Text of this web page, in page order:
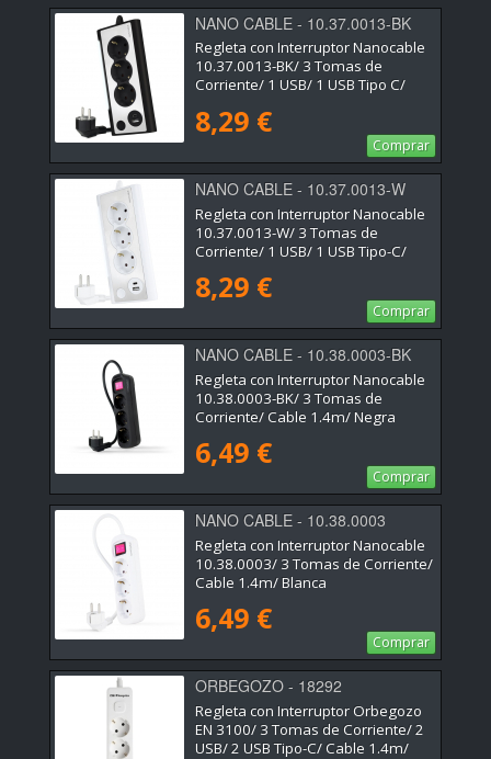
NANO CABLE - 10.37.0013-BK
Regleta con Interruptor Nanocable
10.37.0013-BK/ 3 Tomas de
Corriente/ 1 USB/ 1 USB Tipo C/
8,29 €
Comprar
NANO CABLE - 10.37.0013-W
Regleta con Interruptor Nanocable
10.37.0013-W/ 3 Tomas de
Corriente/ 1 USB/ 1 USB Tipo-C/
8,29 €
Comprar
NANO CABLE - 10.38.0003-BK
Regleta con Interruptor Nanocable
10.38.0003-BK/ 3 Tomas de
Corriente/ Cable 1.4m/ Negra
6,49 €
Comprar
NANO CABLE - 10.38.0003
Regleta con Interruptor Nanocable
10.38.0003/ 3 Tomas de Corriente/
Cable 1.4m/ Blanca
6,49 €
Comprar
ORBEGOZO - 18292
Regleta con Interruptor Orbegozo
EN 3100/ 3 Tomas de Corriente/ 2
USB/ 2 USB Tipo-C/ Cable 1.4m/